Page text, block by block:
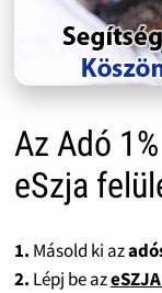
Az Adó
eSzja
1. Másold ki az
2. Lépj be az